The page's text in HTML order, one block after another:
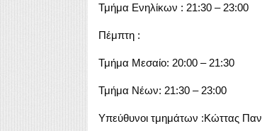
Τμήμα Ενηλίκων : 21:30 – 23:00
Πέμπτη :
Τμήμα Μεσαίο: 20:00 – 21:30
Τμήμα Νέων: 21:30 – 23:00
Υπεύθυνοι τμημάτων :Κώττας